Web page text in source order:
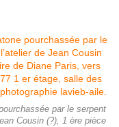
par le serpent
Cousin (?), 1 ère pièce